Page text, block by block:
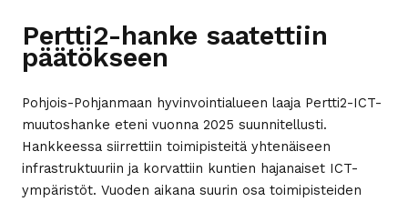
Pertti2-hanke saatettiin
päätökseen
Pohjois-Pohjanmaan hyvinvointialueen laaja Pertti2-ICT-
muutoshanke eteni vuonna 2025 suunnitellusti.
Hankkeessa siirrettiin toimipisteitä yhtenäiseen
infrastruktuuriin ja korvattiin kuntien hajanaiset ICT-
ympäristöt. Vuoden aikana suurin osa toimipisteiden